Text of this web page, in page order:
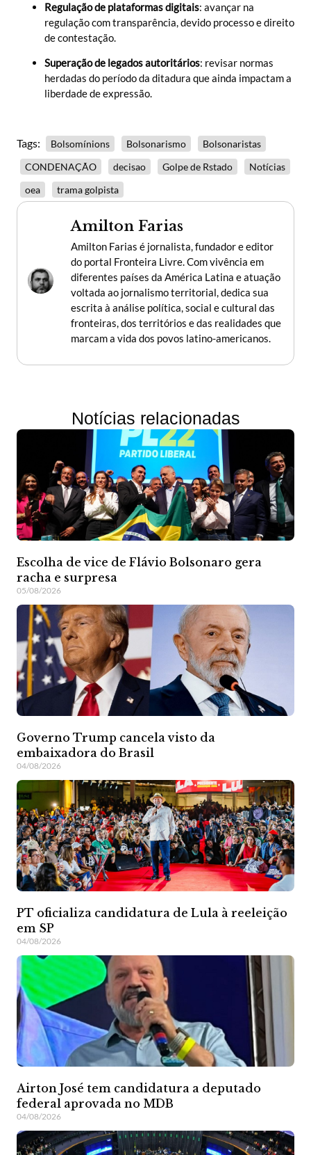
Regulação de plataformas digitais: avançar na
regulação com transparência, devido processo e direito
de contestação.
Superação de legados autoritários: revisar normas
herdadas do período da ditadura que ainda impactam a
liberdade de expressão.
Tags: Bolsomínions Bolsonarismo
Bolsonaristas
CONDENAÇÃO
decisao Golpe de Rstado
Notícias
oea
trama golpista
Amilton Farias
Amilton Farias é jornalista, fundador e editor
do portal Fronteira Livre. Com vivência em
diferentes países da América Latina e atuação
voltada ao jornalismo territorial, dedica sua
escrita à análise política, social e cultural das
fronteiras, dos territórios e das realidades que
marcam a vida dos povos latino-americanos.
Notícias relacionadas
Escolha de vice de Flávio Bolsonaro gera
racha e surpresa
05/08/2026
Governo Trump cancela visto da
embaixadora do Brasil
04/08/2026
PT oficializa candidatura de Lula à reeleição
em SP
04/08/2026
Airton José tem candidatura a deputado
federal aprovada no MDB
04/08/2026